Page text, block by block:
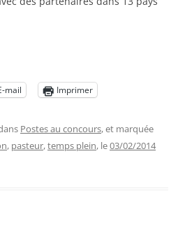
mail
Imprimer
Postes au concours, et marquée
, pasteur,temps plein, le03/02/2014